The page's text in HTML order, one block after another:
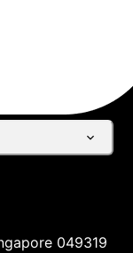
049319